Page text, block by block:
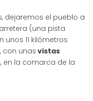
dejaremos el pueblo a
(una pista
11 kilómetros
con unas vistas
, en la comarca de la